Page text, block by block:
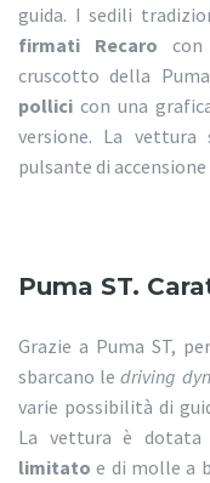
guida. I sedili
firmati Recaro
cruscotto della
pollici con una
versione. La vettura
pulsante di
Puma ST.
Grazie a Puma ST,
sbarcano ledriving
varie possibilità di
La vettura è
limitato e di molle a